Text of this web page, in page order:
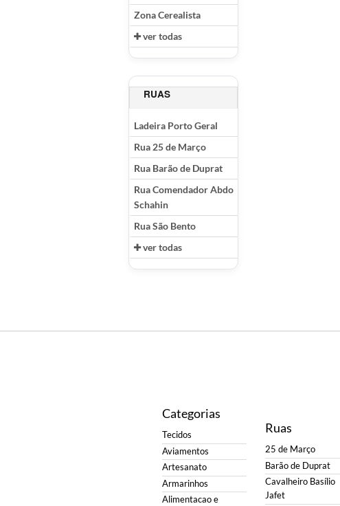
Zona Cerealista
ver todas
RUAS
Ladeira Porto Geral
Rua 25 de Março
Rua Barão de Duprat
Rua Comendador Abdo
Schahin
Rua São Bento
ver todas
Categorias
Tecidos
Aviamentos
Artesanato
Armarinhos
Alimentacao e
Ruas
25 de Março
Barão de Duprat
Cavalheiro Basílio
Jafet